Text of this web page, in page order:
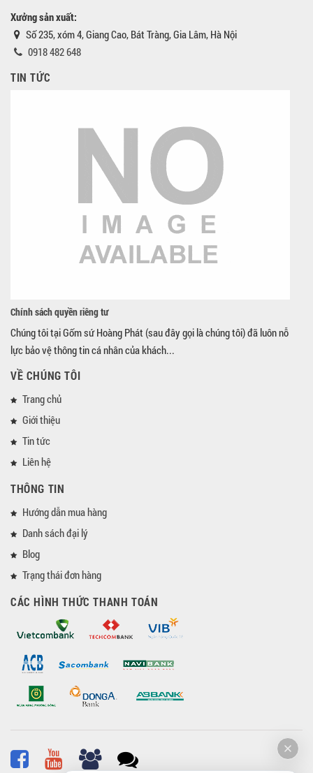
Xưởng sản xuất:
Số 235, xóm 4, Giang Cao, Bát Tràng, Gia Lâm, Hà Nội
0918 482 648
TIN TỨC
Chính sách quyền riêng tư
Chúng tôi tại Gốm sứ Hoàng Phát (sau đây gọi là chúng tôi) đã luôn nỗ
lực bảo vệ thông tin cá nhân của khách...
VỀ CHÚNG TÔI
Trang chủ
Giới thiệu
Tin tức
Liên hệ
THÔNG TIN
Hướng dẫn mua hàng
Danh sách đại lý
Blog
Trạng thái đơn hàng
CÁC HÌNH THỨC THANH TOÁN